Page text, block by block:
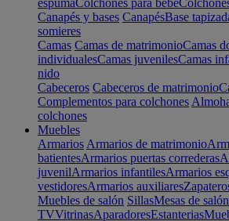
espumaColchones para bebé
Canapés y bases CanapésBase
somieres
Camas Camas de matrimonioCamas
individualesCamas juvenilesCamas
nido
Cabeceros Cabeceros de matrimonio
Complementos para colchones
colchones
Muebles
Armarios Armarios de matrimonio
batientesArmarios puertas correderas
juvenilArmarios infantilesArmarios
vestidoresArmarios auxiliares
Muebles de salón SillasMesas de salón
TVVitrinasAparadoresEstanterias